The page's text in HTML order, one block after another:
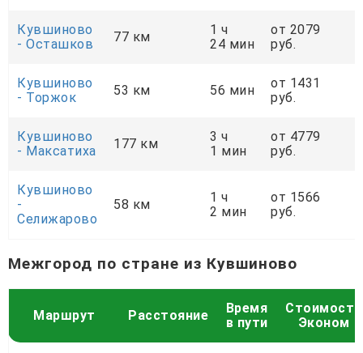
Кувшиново
- Осташков
77 км
1 ч
24 мин
от 2079
руб.
Кувшиново
- Торжок
53 км 56 мин
от 1431
руб.
Кувшиново
- Максатиха
177 км
3 ч
1 мин
от 4779
руб.
Кувшиново
-
Селижарово
58 км
1 ч
2 мин
от 1566
руб.
Межгород по стране из Кувшиново
Маршрут Расстояние
Время
в пути
Стоимость
Эконом